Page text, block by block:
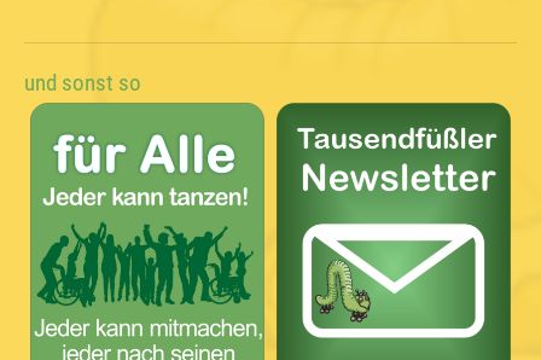
und sonst so